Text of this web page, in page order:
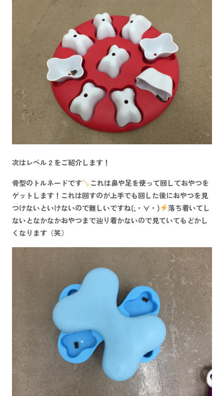
次はレベル２をご紹介します！
骨型のトルネードです
これは鼻や足を使って回しておやつを
ゲットします！これは回すのが上手でも回した後におやつを見
つけないといけないので難しいですね(;・∀・)
落ち着いてし
ないとなかなかおやつまで辿り着かないので見ていてもどかし
くなります（笑）